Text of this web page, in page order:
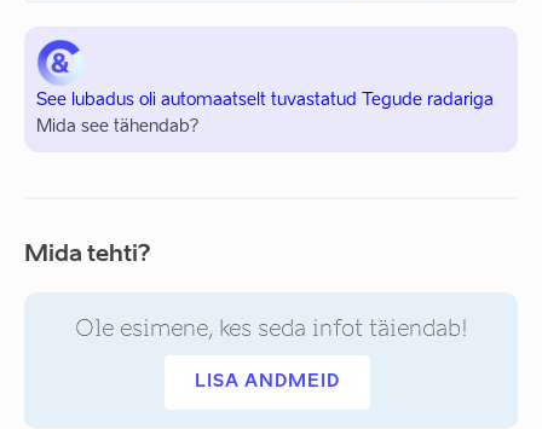
See lubadus oli automaatselt tuvastatud Tegude radariga
Mida see tähendab?
Mida tehti?
Ole esimene, kes seda infot täiendab!
LISA ANDMEID